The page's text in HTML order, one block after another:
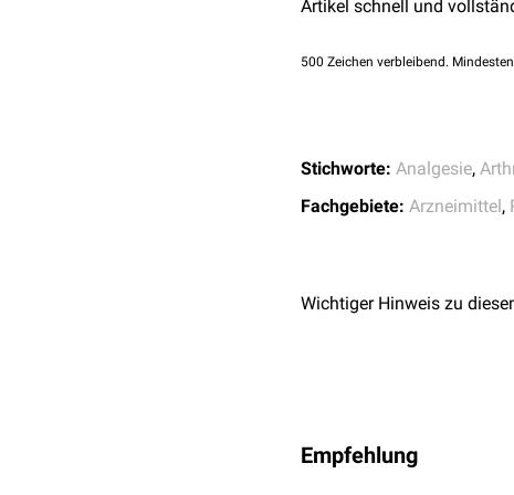
Die Ergebnisse einer
Aufrechterhaltung der
↑ Pfizer and Lilly
Artikel schnell und
500 Zeichen verbleibend.
Stichworte: Analgesie,
Fachgebiete: Arzneimittel,
Wichtiger Hinweis zu
Empfehlung